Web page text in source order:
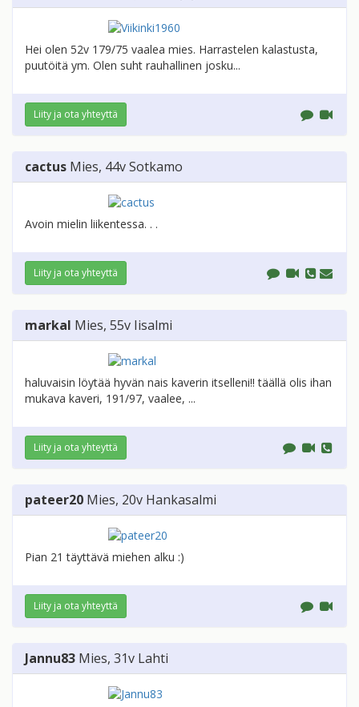
Hei olen 52v 179/75 vaalea mies. Harrastelen kalastusta,
puutöitä ym. Olen suht rauhallinen josku...
Liity ja ota yhteyttä
cactus Mies, 44vSotkamo
Avoin mielin liikentessa. . .
Liity ja ota yhteyttä
markal Mies, 55v Iisalmi
haluvaisin löytää hyvän nais kaverin itselleni!! täällä olis ihan
mukava kaveri, 191/97, vaalee, ...
Liity ja ota yhteyttä
pateer20 Mies, 20v Hankasalmi
Pian 21 täyttävä miehen alku :)
Liity ja ota yhteyttä
Jannu83 Mies, 31v Lahti